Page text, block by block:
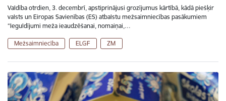
Valdība otrdien, 3. decembrī, apstiprinājusi grozījumus kārtībā, kādā piešķir
valsts un Eiropas Savienības (ES) atbalstu mežsaimniecības pasākumiem
“Ieguldījumi meža ieaudzēšanai, nomaiņai,…
Mežsaimniecība ELGF ZM